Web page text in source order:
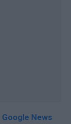
Google News